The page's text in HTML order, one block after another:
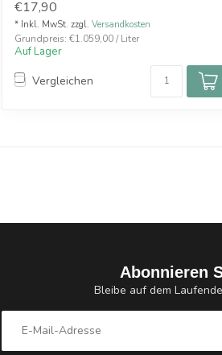
€17,90
* Inkl. MwSt. zzgl. Versandkosten
Grundpreis: €1.059,00 / Liter
Auf Lager
Vergleichen
Abonnieren
Bleibe auf dem